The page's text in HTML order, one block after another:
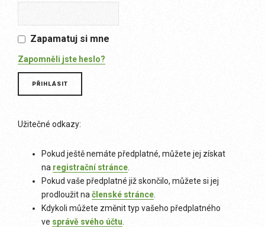
Zapamatuj si mne
Zapomněli jste heslo?
Užitečné odkazy:
Pokud ještě nemáte předplatné, můžete jej získat
na registrační stránce
Pokud vaše předplatné již skončilo, můžete si jej
prodloužit na členské stránce
Kdykoli můžete změnit typ vašeho předplatného
ve správě svého účtu